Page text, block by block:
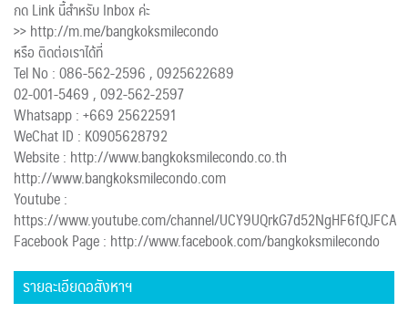
กด Link นี้สำหรับ Inbox ค่ะ
>> http://m.me/bangkoksmilecondo
หรือ ติดต่อเราได้ที่
Tel No : 086-562-2596 , 0925622689
02-001-5469 , 092-562-2597
Whatsapp : +669 25622591
WeChat ID : K0905628792
Website : http://www.bangkoksmilecondo.co.th
http://www.bangkoksmilecondo.com
Youtube :
https://www.youtube.com/channel/UCY9UQrkG7d52NgHF6fQJFCA
Facebook Page : http://www.facebook.com/bangkoksmilecondo
รายละเอียดอสังหาฯ